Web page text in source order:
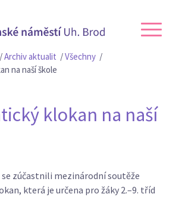
/Archiv aktualit /Všechny /
na naší škole
klokan na naší
zúčastnili mezinárodní soutěže
která je určena pro žáky 2.–9. tříd